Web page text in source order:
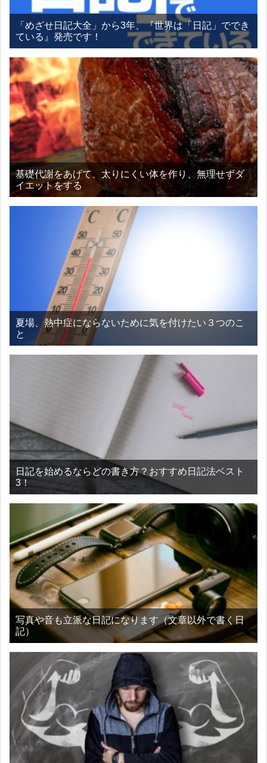
「めざせ日記大全」から3年、『世界は「日記」ででき
ている』発売です！
基礎代謝をあげて、太りにくい体を作り、無理せずダ
イエットをする
夏場、熱中症にならないために気を付けたい３つのこ
と
日記を始めるならどの書き方？おすすめ日記法ベスト
3！
写真や音も立派な日記になります（文章以外で書く日
記）